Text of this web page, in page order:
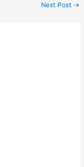
Next Post →